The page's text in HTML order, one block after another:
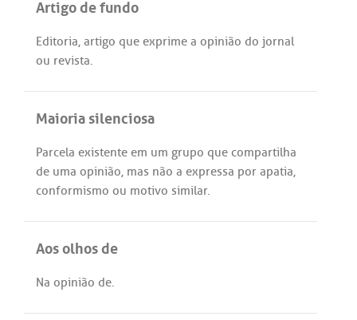
Artigo de fundo
Editoria, artigo que exprime a opinião do jornal
ou revista.
Maioria silenciosa
Parcela existente em um grupo que compartilha
de uma opinião, mas não a expressa por apatia,
conformismo ou motivo similar.
Aos olhos de
Na opinião de.